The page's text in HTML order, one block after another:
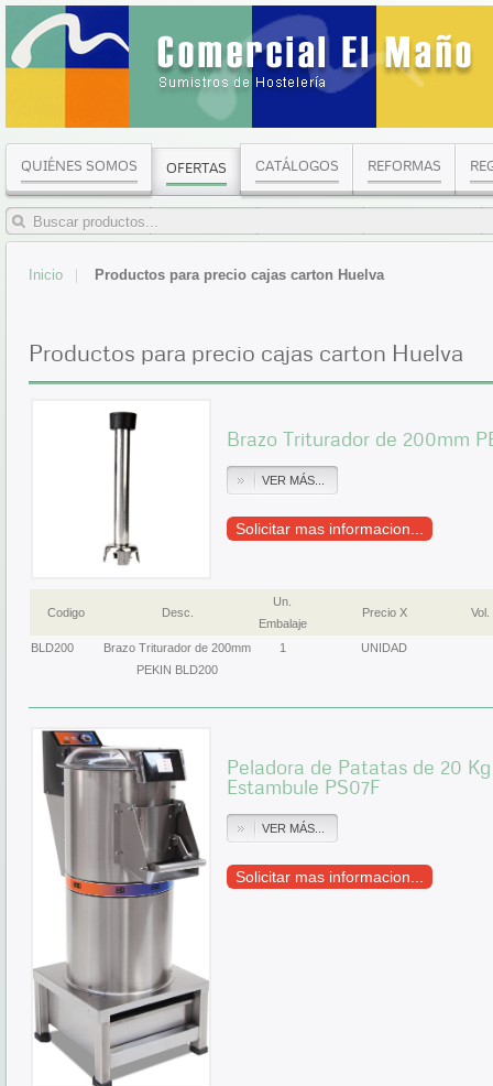
QUIÉNES SOMOS OFERTAS CATÁLOGOS REFORMAS
Inicio Productos para precio cajas carton Huelva
Productos para precio cajas carton Huelva
Brazo Triturador de 200mm
VER MÁS...
Solicitar mas informacion...
Codigo Desc.
Un.
Embalaje
Precio X Vol.
BLD200
Brazo Triturador de 200mm
PEKIN BLD200
1 UNIDAD
Peladora de Patatas de 20
Estambule PS07F
VER MÁS...
Solicitar mas informacion...